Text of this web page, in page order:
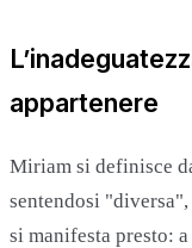
appartenere
Miriam si definisce
sentendosi
si manifesta presto: